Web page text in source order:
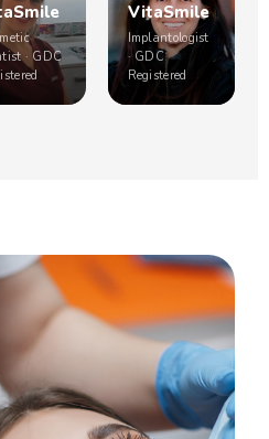
· GDC
VitaSmile
Implantologist
· GDC
Registered